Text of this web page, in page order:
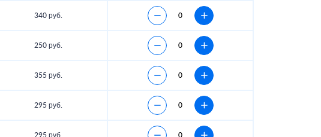
340 руб.
250 руб.
355 руб.
295 руб.
295 руб.